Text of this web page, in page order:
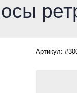
Артикул: